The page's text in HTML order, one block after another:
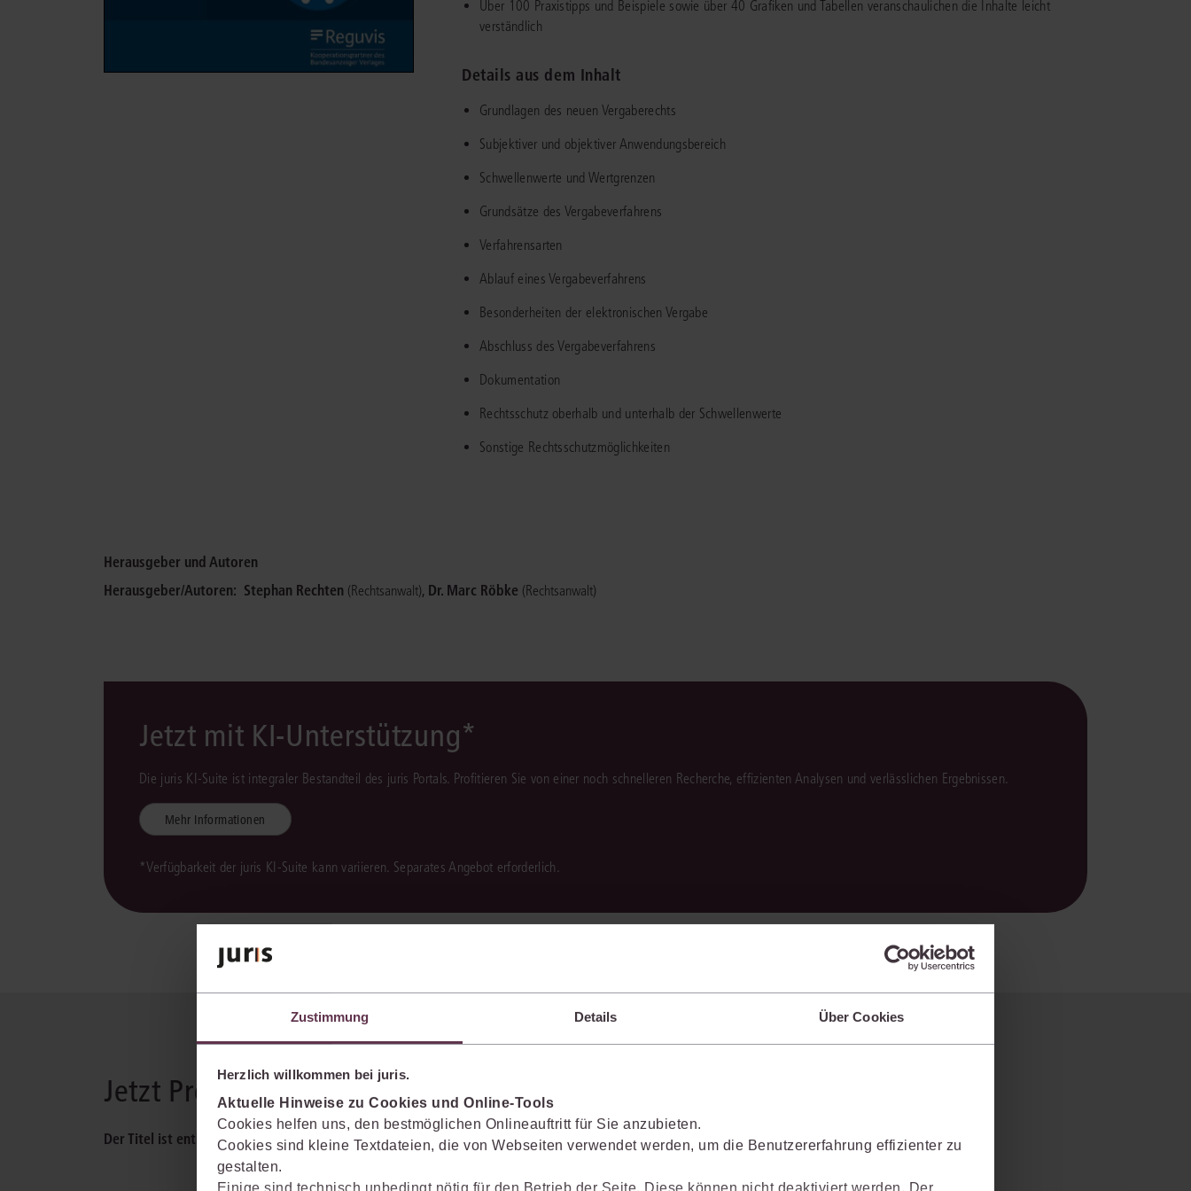
Zustimmung Details Über Cookies
Herzlich willkommen bei juris.
Aktuelle Hinweise zu Cookies und Online-Tools
Cookies helfen uns, den bestmöglichen Onlineauftritt für Sie anzubieten.
Cookies sind kleine Textdateien, die von Webseiten verwendet werden, um die Benutzererfahrung effizienter zu
gestalten.
Einige sind technisch unbedingt nötig für den Betrieb der Seite. Diese können nicht deaktiviert werden. Der
Kanzleimanagement
Medizinrecht
Miet- und Wohneigentumsrecht
Immaterialgüterrecht
Über 100 Praxistipps und Beispiele sowie über 40 Grafiken und Tabellen veranschaulichen die Inhalte leicht
verständlich
Details aus dem Inhalt
Grundlagen des neuen Vergaberechts
Subjektiver und objektiver Anwendungsbereich
Schwellenwerte und Wertgrenzen
Grundsätze des Vergabeverfahrens
Verfahrensarten
Ablauf eines Vergabeverfahrens
Besonderheiten der elektronischen Vergabe
Abschluss des Vergabeverfahrens
Dokumentation
Rechtsschutz oberhalb und unterhalb der Schwellenwerte
Sonstige Rechtsschutzmöglichkeiten
Herausgeber und Autoren
Herausgeber/Autoren: Stephan Rechten (Rechtsanwalt), Dr. Marc Röbke (Rechtsanwalt)
Jetzt mit KI-Unterstützung*
Die juris KI-Suite ist integraler Bestandteil des juris Portals. Profitieren Sie von einer noch schnelleren Recherche, effizienten Analysen und verlässlichen Ergebnissen.
Mehr Informationen
*Verfügbarkeit der juris KI-Suite kann variieren. Separates Angebot erforderlich.
Jetzt Produkt wählen
Der Titel ist enthalten in: